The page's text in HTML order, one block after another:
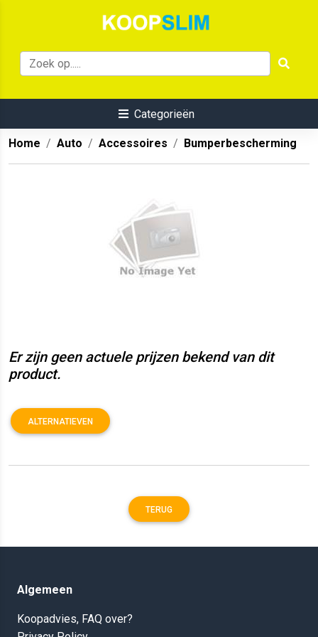
Categorieën
Home Auto Accessoires Bumperbescherming
Er zijn geen actuele prijzen bekend van dit
product.
ALTERNATIEVEN
TERUG
Algemeen
Koopadvies, FAQ over?